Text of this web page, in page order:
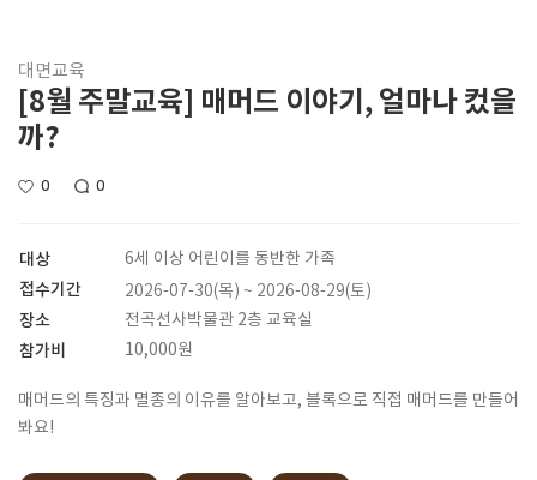
대면교육
[8월 주말교육] 매머드 이야기, 얼마나 컸을
까?
0 0
대상 6세 이상 어린이를 동반한 가족
접수기간 2026-07-30(목) ~ 2026-08-29(토)
장소 전곡선사박물관 2층 교육실
참가비 10,000원
매머드의 특징과 멸종의 이유를 알아보고, 블록으로 직접 매머드를 만들어
봐요!